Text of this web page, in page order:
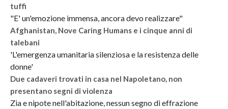
tuffi
"E' un'emozione immensa, ancora devo realizzare"
Afghanistan, Nove Caring Humans e i cinque anni di
talebani
'L'emergenza umanitaria silenziosa e la resistenza delle
donne'
Due cadaveri trovati in casa nel Napoletano, non
presentano segni di violenza
Zia e nipote nell'abitazione, nessun segno di effrazione